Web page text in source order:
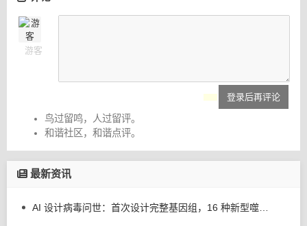
游客
登录后再评论
鸟过留鸣，人过留评。
和谐社区，和谐点评。
最新资讯
AI 设计病毒问世：首次设计完整基因组，16 种新型噬菌体可杀死大肠杆菌